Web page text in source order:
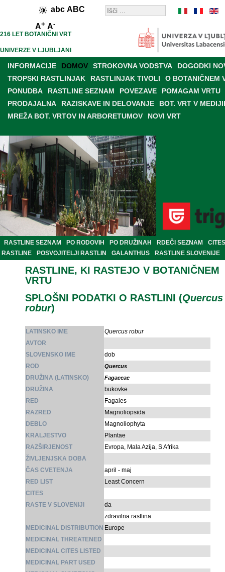
abc ABC
A+ A-
216 LET BOTANIČNI VRT
UNIVERZE V LJUBLJANI
INFORMACIJE DOMOV STROKOVNA VODSTVA
DOGODKI
TROPSKI RASTLINJAK
RASTLINJAK TIVOLI
O BOTANIČNEM
PONUDBA
RASTLINE SEZNAM POVEZAVE
POMAGAM VRTU
PRODAJALNA
RAZISKAVE IN DELOVANJE
BOT. VRT V
MREŽA BOT. VRTOV IN ARBORETUMOV
NOVI VRT
RASTLINE SEZNAM PO RODOVIH PO DRUŽINAH RDEČI SEZNAM
CITES
RASTLINE
POSVOJITELJI RASTLIN GALANTHUS RASTLINE SLOVENIJE
RASTLINE, KI RASTEJO V BOTANIČNEM
VRTU
SPLOŠNI PODATKI O RASTLINI (Quercus
robur)
LATINSKO IME
Quercus robur
AVTOR
SLOVENSKO IME
dob
ROD
Quercus
DRUŽINA (LATINSKO) Fagaceae
DRUŽINA
bukovke
RED
Fagales
RAZRED
Magnoliopsida
DEBLO
Magnoliophyta
KRALJESTVO
Plantae
RAZŠIRJENOST
Evropa, Mala Azija, S Afrika
ŽIVLJENJSKA DOBA
ČAS CVETENJA
april - maj
RED LIST
Least Concern
CITES
RASTE V SLOVENIJI
da
zdravilna rastlina
MEDICINAL DISTRIBUTION Europe
MEDICINAL THREATENED
MEDICINAL CITES LISTED
MEDICINAL PART USED